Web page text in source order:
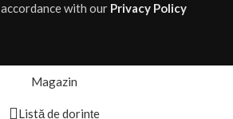
with our Privacy Policy
Magazin
Listă de dorințe